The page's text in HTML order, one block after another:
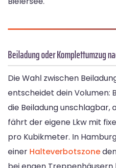
Beiladung oder Komplettumzug
Die Wahl zwischen
entscheidet dein Volumen:
die Beiladung unschlagbar,
fährt der eigene Lkw mit
pro Kubikmeter. In
einer Halteverbotszone